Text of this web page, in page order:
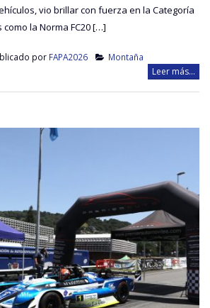
vio brillar con fuerza en la Categoría
la Norma FC20 […]
por FAPA2026 Montaña
Leer más...